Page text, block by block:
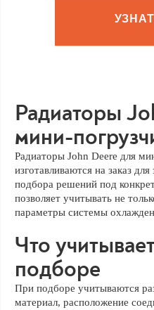
Радиаторы
мини-
Радиаторы John Deere для
изготавливаются на заказ
подбора решений под
позволяет учитывать не
параметры системы
Что
подборе
При подборе учитываются
материал, расположение